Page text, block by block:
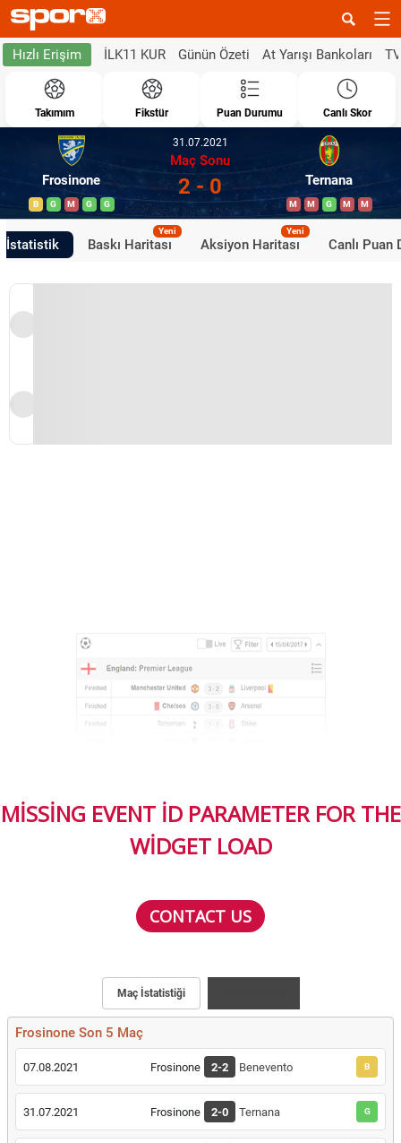
Hızlı Erişim İLK11 KUR Günün Özeti At Yarışı Bankoları
Takımım Fikstür Puan Durumu Canlı Skor
Frosinone
B G M G G
31.07.2021
Maç Sonu
2 - 0 Ternana
M M G M M
İstatistik Baskı Haritası
Yeni
Aksiyon Haritası
Yeni
Canlı Puan
MISSING EVENT ID PARAMETER FOR THE
WIDGET LOAD
CONTACT US
Maç İstatistiği
Frosinone Son 5 Maç
07.08.2021 Frosinone 2-2 Benevento B
31.07.2021 Frosinone 2-0 Ternana G